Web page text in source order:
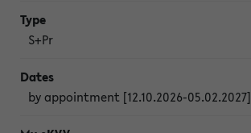
S+Pr
by appointment [12.10.2026-05.02.2027]